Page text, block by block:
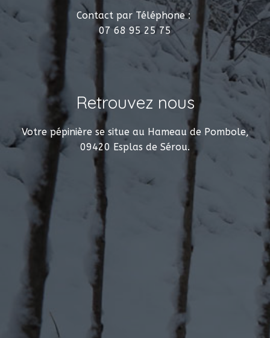
Contact par Téléphone :
07 68 95 25 75
Retrouvez nous
Votre pépinière se situe au Hameau de Pombole,
09420 Esplas de Sérou.